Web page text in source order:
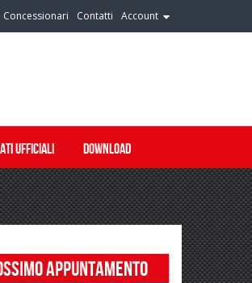
Concessionari Contatti Account
UFFICIALI DOWNLOAD
APPUNTAMENTO